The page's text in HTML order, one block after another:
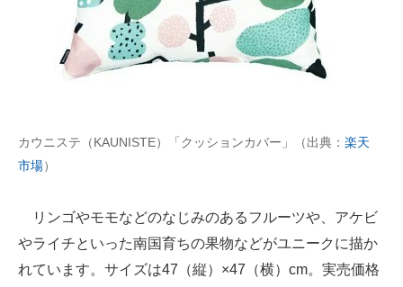
カウニステ（KAUNISTE）「クッションカバー」（出典： 楽天
市場）
リンゴやモモなどのなじみのあるフルーツや、アケビ
やライチといった南国育ちの果物などがユニークに描か
れています。サイズは47（縦）×47（横）cm。実売価格